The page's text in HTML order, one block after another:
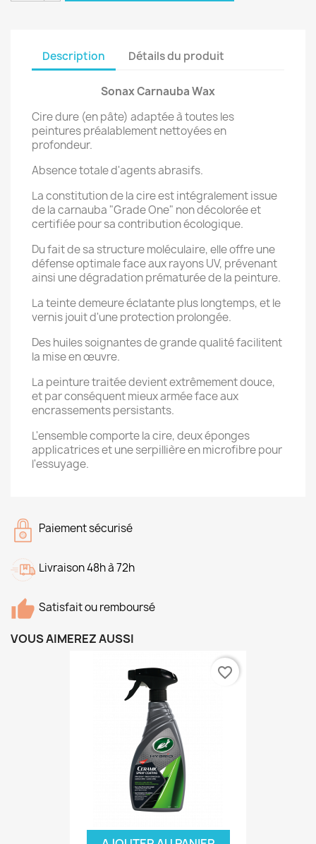
Description Détails du produit
Sonax Carnauba Wax
Cire dure (en pâte) adaptée à toutes les
peintures préalablement nettoyées en
profondeur.
Absence totale d'agents abrasifs.
La constitution de la cire est intégralement issue
de la carnauba "Grade One" non décolorée et
certifiée pour sa contribution écologique.
Du fait de sa structure moléculaire, elle offre une
défense optimale face aux rayons UV, prévenant
ainsi une dégradation prématurée de la peinture.
La teinte demeure éclatante plus longtemps, et le
vernis jouit d'une protection prolongée.
Des huiles soignantes de grande qualité facilitent
la mise en œuvre.
La peinture traitée devient extrêmement douce,
et par conséquent mieux armée face aux
encrassements persistants.
L'ensemble comporte la cire, deux éponges
applicatrices et une serpillière en microfibre pour
l'essuyage.
Paiement sécurisé
Livraison 48h à 72h
Satisfait ou remboursé
VOUS AIMEREZ AUSSI
favorite_border